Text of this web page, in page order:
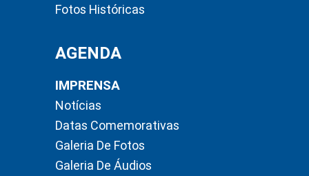
Fotos Históricas
AGENDA
IMPRENSA
Notícias
Datas Comemorativas
Galeria De Fotos
Galeria De Áudios